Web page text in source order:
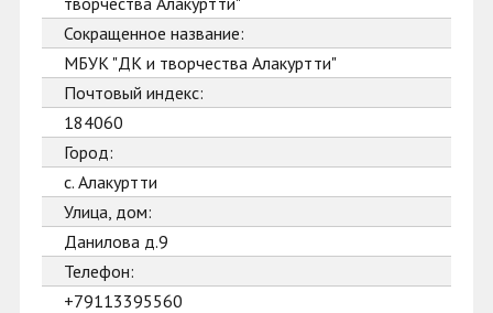
Сокращенное название:
МБУК "ДК и творчества Алакуртти"
Почтовый индекс:
184060
Город:
с. Алакуртти
Улица, дом:
Данилова д.9
Телефон:
+79113395560